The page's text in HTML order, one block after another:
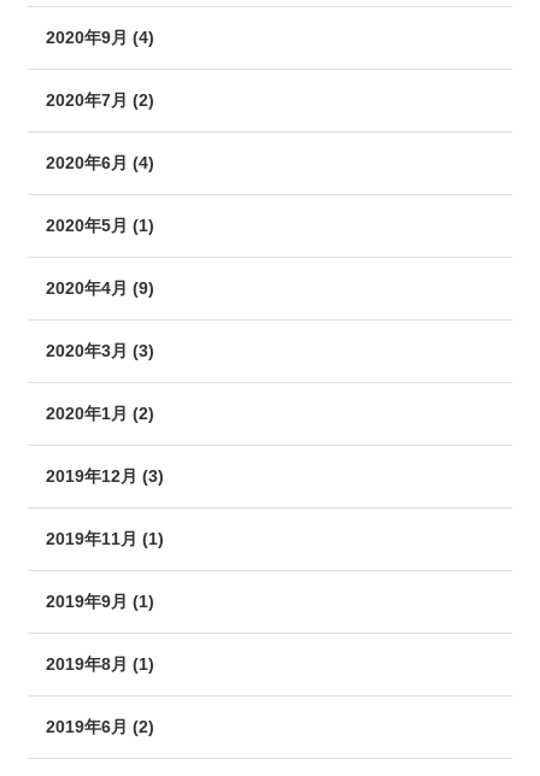
2020年9月 (4)
2020年7月 (2)
2020年6月 (4)
2020年5月 (1)
2020年4月 (9)
2020年3月 (3)
2020年1月 (2)
2019年12月 (3)
2019年11月 (1)
2019年9月 (1)
2019年8月 (1)
2019年6月 (2)